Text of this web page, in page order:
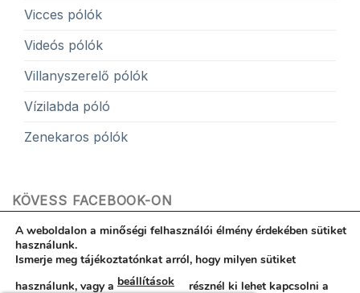
Vicces pólók
Videós pólók
Villanyszerelő pólók
Vízilabda póló
Zenekaros pólók
KÖVESS FACEBOOK-ON
A weboldalon a minőségi felhasználói élmény érdekében sütiket
használunk.
Ismerje meg tájékoztatónkat arról, hogy milyen sütiket
használunk, vagy a beállítások résznél ki lehet kapcsolni a